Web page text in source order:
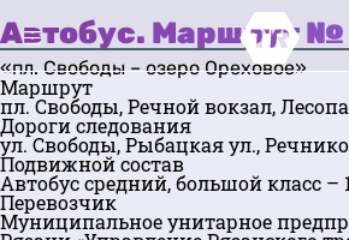
Автобус. Маршрут №
«пл. Свободы – озеро Ореховое»
Маршрут
пл. Свободы, Речной вокзал,
Дороги следования
ул. Свободы, Рыбацкая ул.,
Подвижной состав
Автобус средний, большой класс –
Перевозчик
Муниципальное унитарное